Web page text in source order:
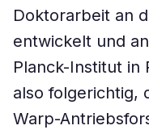
Doktorarbeit an
entwickelt und
Planck-Institut in
also folgerichtig,
Warp-